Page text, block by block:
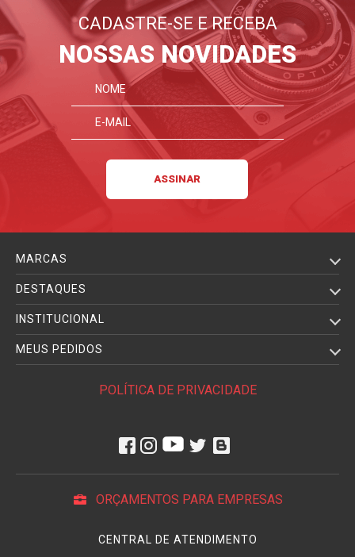
CADASTRE-SE E RECEBA
NOSSAS NOVIDADES
MARCAS
DESTAQUES
INSTITUCIONAL
MEUS PEDIDOS
POLÍTICA DE PRIVACIDADE
ORÇAMENTOS PARA EMPRESAS
CENTRAL DE ATENDIMENTO